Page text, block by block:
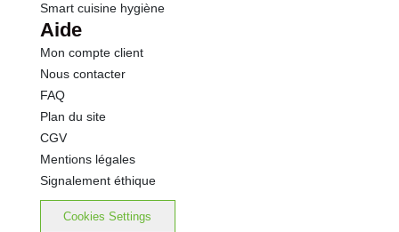
Smart cuisine hygiène
Aide
Mon compte client
Nous contacter
FAQ
Plan du site
CGV
Mentions légales
Signalement éthique
Cookies Settings